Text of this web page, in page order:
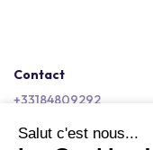
Contact
+33184809292